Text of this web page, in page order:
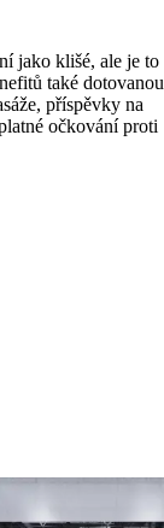
jako klišé, ale je to
také dotovanou
příspěvky na
očkování proti